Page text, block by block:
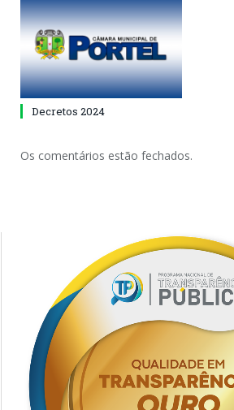
Decretos 2024
Os comentários estão fechados.